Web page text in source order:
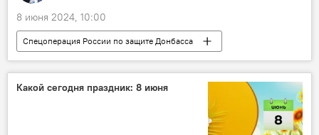
8 июня 2024, 10:00
Спецоперация России по защите Донбасса
Вооруженные силы России
СВО
Угледарское направление
Какой сегодня праздник: 8 июня